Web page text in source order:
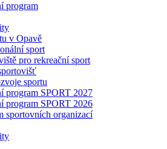
program
v Opavě
sport
pro rekreační sport
sportu
program SPORT 2027
program SPORT 2026
sportovních organizací